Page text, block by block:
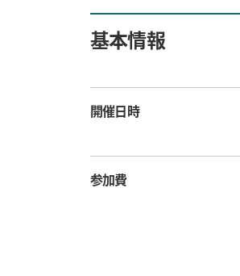
基本情報
開催日時
参加費